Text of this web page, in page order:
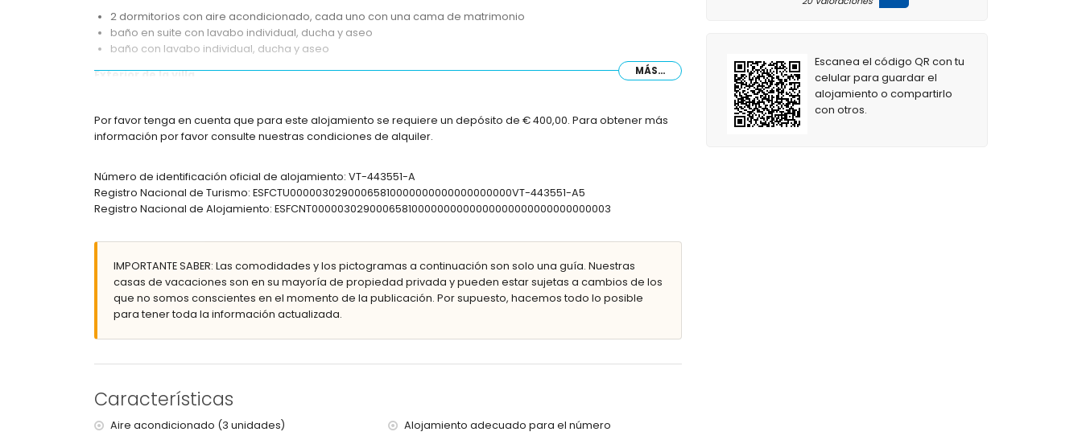
2 dormitorios con aire acondicionado, cada uno con una cama de matrimonio
baño en suite con lavabo individual, ducha y aseo
baño con lavabo individual, ducha y aseo
Exterior de la villa
piscina privada de 8m x 4m
jardín con grava, árboles y mobiliario de jardín con tumbonas
3 terrazas, de las cuales 1 está cubierta
ducha exterior
zona de estar exterior y zona de comedor exterior
plaza de aparcamiento privada
pueblo más cercano: Moraira (a menos de 5 kilómetros de la villa)
playa más cercana: Cala Baladrar (a menos de 2 kilómetros de la villa)
puerto más cercano: Moraira (a menos de 5 kilómetros de la villa)
aeropuerto más cercano: Alicante (a menos de 100 kilómetros de la villa)
no se permite fumar
Instalaciones y servicios incluidos en el precio del alquiler de la villa
internet (WiFi)
MÁS...
Por favor tenga en cuenta que para este alojamiento se requiere un depósito de € 400,00. Para obtener más
información por favor consulte nuestras condiciones de alquiler.
Número de identificación oficial de alojamiento: VT-443551-A
Registro Nacional de Turismo: ESFCTU00000302900065810000000000000000000VT-443551-A5
Registro Nacional de Alojamiento: ESFCNT00000302900065810000000000000000000000000000003
IMPORTANTE SABER: Las comodidades y los pictogramas a continuación son solo una guía. Nuestras
casas de vacaciones son en su mayoría de propiedad privada y pueden estar sujetas a cambios de los
que no somos conscientes en el momento de la publicación. Por supuesto, hacemos todo lo posible
para tener toda la información actualizada.
Características
Aire acondicionado (3 unidades)
Alojamiento adecuado para el número
Escanea el código QR con tu
celular para guardar el
alojamiento o compartirlo
con otros.